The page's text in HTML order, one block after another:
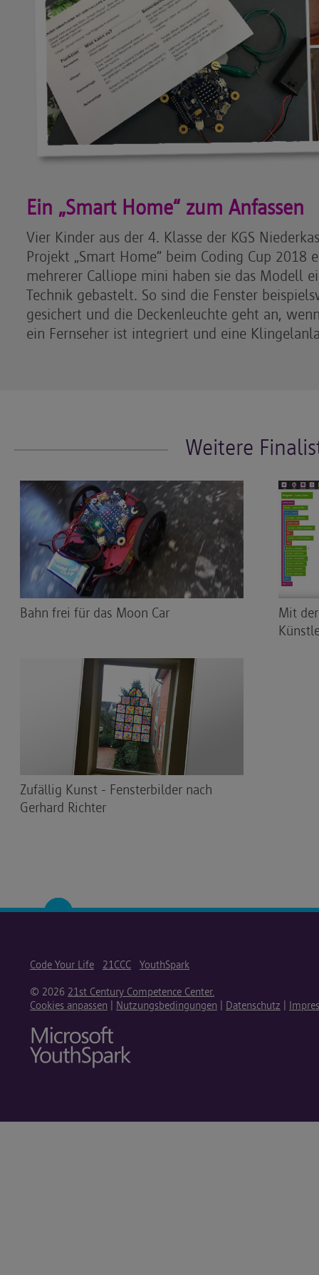
Ein „Smart Home“ zum Anfassen
Vier Kinder aus der 4. Klasse der KGS
Projekt „Smart Home“ beim Coding Cup
mehrerer Calliope mini haben sie das Modell
Technik gebastelt. So sind die Fenster
gesichert und die Deckenleuchte geht an,
ein Fernseher ist integriert und eine
Weitere
Bahn frei für das Moon Car
Mit
Zufällig Kunst - Fensterbilder nach
Gerhard Richter
Code Your Life 21CCC YouthSpark
© 2026 21st Century Competence Center.
Cookies anpassen
Nutzungsbedingungen Datenschutz